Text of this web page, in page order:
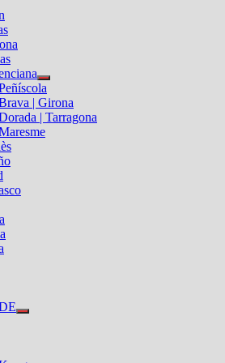
Mostrar
el
submenú
| Girona
| Tarragona
Mostrar